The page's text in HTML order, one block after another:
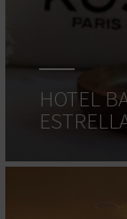
HOTEL